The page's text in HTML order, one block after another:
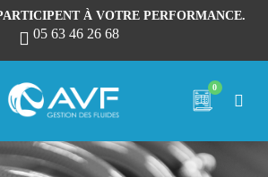
À VOTRE PERFORMANCE.
05 63 46 26 68
0